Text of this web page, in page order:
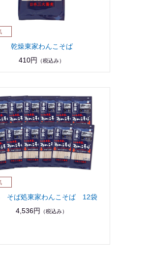
乾燥東家わんこそば
410円
（税込み）
そば処東家わんこそば 12袋
4,536円
（税込み）